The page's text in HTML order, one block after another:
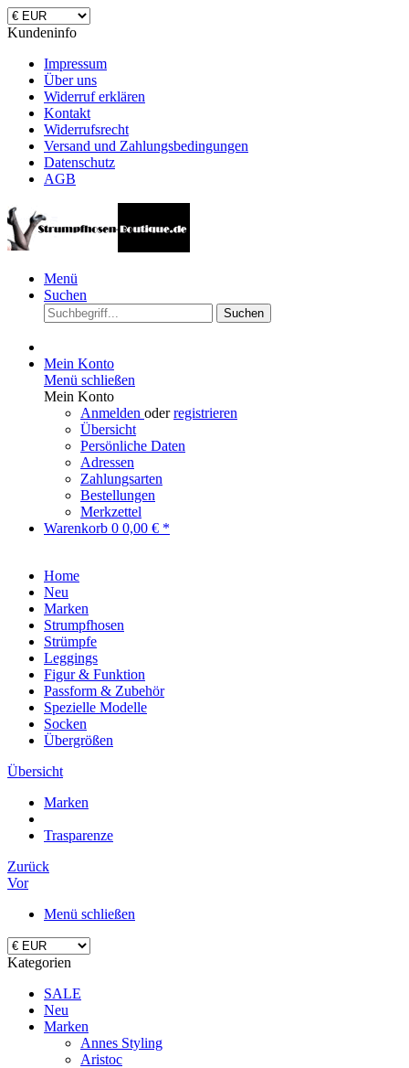
Kundeninfo
Impressum
Über uns
Widerruf erklären
Kontakt
Widerrufsrecht
Versand und Zahlungsbedingungen
Datenschutz
AGB
Menü
Suchen
Suchen
Mein Konto
Menü schließen
Mein Konto
Anmelden oderregistrieren
Übersicht
Persönliche Daten
Adressen
Zahlungsarten
Bestellungen
Merkzettel
Warenkorb 0 0,00 € *
Home
Neu
Marken
Strumpfhosen
Strümpfe
Leggings
Figur & Funktion
Passform & Zubehör
Spezielle Modelle
Socken
Übergrößen
Übersicht
Marken
Trasparenze
Zurück
Vor
Menü schließen
Kategorien
SALE
Neu
Marken
Annes Styling
Aristoc